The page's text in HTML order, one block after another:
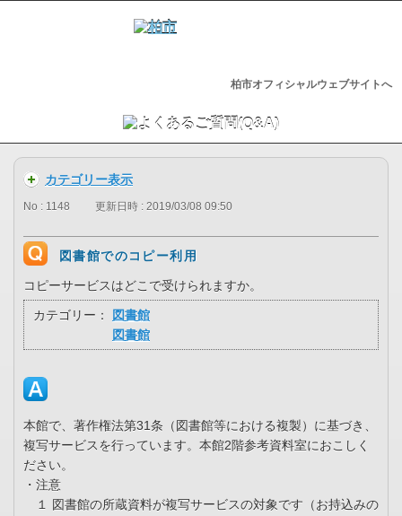
柏市オフィシャルウェブサイトへ
カテゴリー表示
No : 1148 更新日時 : 2019/03/08 09:50
図書館でのコピー利用
コピーサービスはどこで受けられますか。
カテゴリー：
図書館
図書館
本館で、著作権法第31条（図書館等における複製）に基づき、
複写サービスを行っています。本館2階参考資料室におこしく
ださい。
・注意
１ 図書館の所蔵資料が複写サービスの対象です（お持込みの